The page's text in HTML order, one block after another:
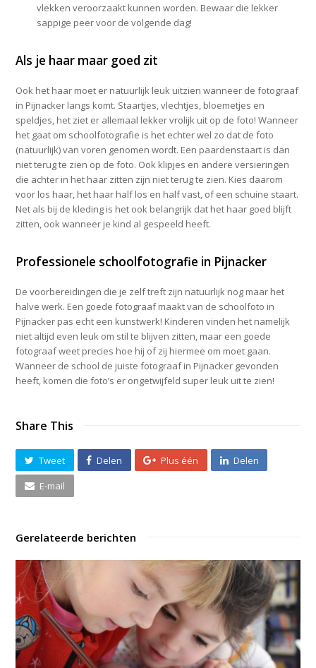
vlekken veroorzaakt kunnen worden. Bewaar die lekker
sappige peer voor de volgende dag!
Als je haar maar goed zit
Ook het haar moet er natuurlijk leuk uitzien wanneer de fotograaf
in Pijnacker langs komt. Staartjes, vlechtjes, bloemetjes en
speldjes, het ziet er allemaal lekker vrolijk uit op de foto! Wanneer
het gaat om schoolfotografie is het echter wel zo dat de foto
(natuurlijk) van voren genomen wordt. Een paardenstaart is dan
niet terug te zien op de foto. Ook klipjes en andere versieringen
die achter in het haar zitten zijn niet terug te zien. Kies daarom
voor los haar, het haar half los en half vast, of een schuine staart.
Net als bij de kleding is het ook belangrijk dat het haar goed blijft
zitten, ook wanneer je kind al gespeeld heeft.
Professionele schoolfotografie in Pijnacker
De voorbereidingen die je zelf treft zijn natuurlijk nog maar het
halve werk. Een goede fotograaf maakt van de schoolfoto in
Pijnacker pas echt een kunstwerk! Kinderen vinden het namelijk
niet altijd even leuk om stil te blijven zitten, maar een goede
fotograaf weet precies hoe hij of zij hiermee om moet gaan.
Wanneer de school de juiste fotograaf in Pijnacker gevonden
heeft, komen die foto’s er ongetwijfeld super leuk uit te zien!
Share This
Tweet Delen Plus één Delen
E-mail
Gerelateerde berichten